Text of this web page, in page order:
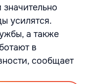
усилятся.
а также
в
сообщает